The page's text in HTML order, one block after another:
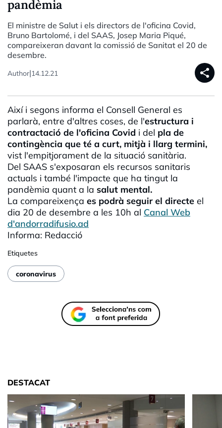
pandèmia
El ministre de Salut i els directors de l'oficina Covid,
Bruno Bartolomé, i del SAAS, Josep Maria Piqué,
compareixeran davant la comissió de Sanitat el 20 de
desembre.
Author|14.12.21 share
Així i segons informa el Consell General es
parlarà, entre d'altres coses, de l'estructura i
contractació de l'oficina Covid i del pla de
contingència que té a curt, mitjà i llarg termini,
vist l'empitjorament de la situació sanitària.
Del SAAS s'exposaran els recursos sanitaris
actuals i també l'impacte que ha tingut la
pandèmia quant a la salut mental.
La compareixença es podrà seguir el directe el
dia 20 de desembre a les 10h al Canal Web
d'andorradifusio.ad
Informa: Redacció
Etiquetes
coronavirus
DESTACAT